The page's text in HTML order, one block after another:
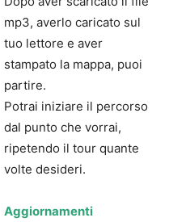
mp3, averlo caricato sul
tuo lettore e aver
stampato la mappa, puoi
partire.
Potrai iniziare il percorso
dal punto che vorrai,
ripetendo il tour quante
volte desideri.
Aggiornamenti